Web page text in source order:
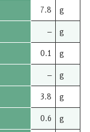
7.8 g
– g
0.1 g
– g
3.8 g
0.6 g